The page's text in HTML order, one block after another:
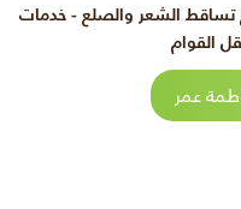
تساقط الشعر والصلع - خدمات
القوام
عمر